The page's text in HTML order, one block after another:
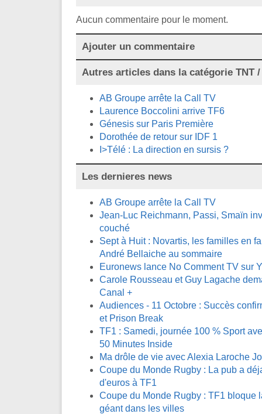
Aucun commentaire pour le moment.
Ajouter un commentaire
Autres articles dans la catégorie TNT
AB Groupe arrête la Call TV
Laurence Boccolini arrive TF6
Génesis sur Paris Première
Dorothée de retour sur IDF 1
I>Télé : La direction en sursis ?
Les dernieres news
AB Groupe arrête la Call TV
Jean-Luc Reichmann, Passi, Smaïn
couché
Sept à Huit : Novartis, les familles en
André Bellaiche au sommaire
Euronews lance No Comment TV sur
Carole Rousseau et Guy Lagache
Canal +
Audiences - 11 Octobre : Succès
et Prison Break
TF1 : Samedi, journée 100 % Sport
50 Minutes Inside
Ma drôle de vie avec Alexia Laroche
Coupe du Monde Rugby : La pub a
d'euros à TF1
Coupe du Monde Rugby : TF1 bloque
géant dans les villes